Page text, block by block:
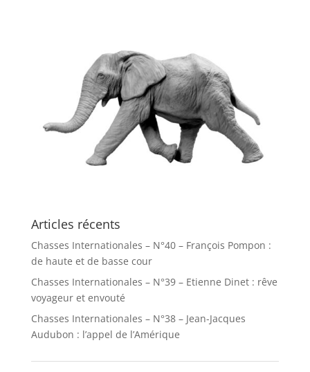
Articles récents
Chasses Internationales – N°40 – François Pompon :
de haute et de basse cour
Chasses Internationales – N°39 – Etienne Dinet : rêve
voyageur et envouté
Chasses Internationales – N°38 – Jean-Jacques
Audubon : l’appel de l’Amérique